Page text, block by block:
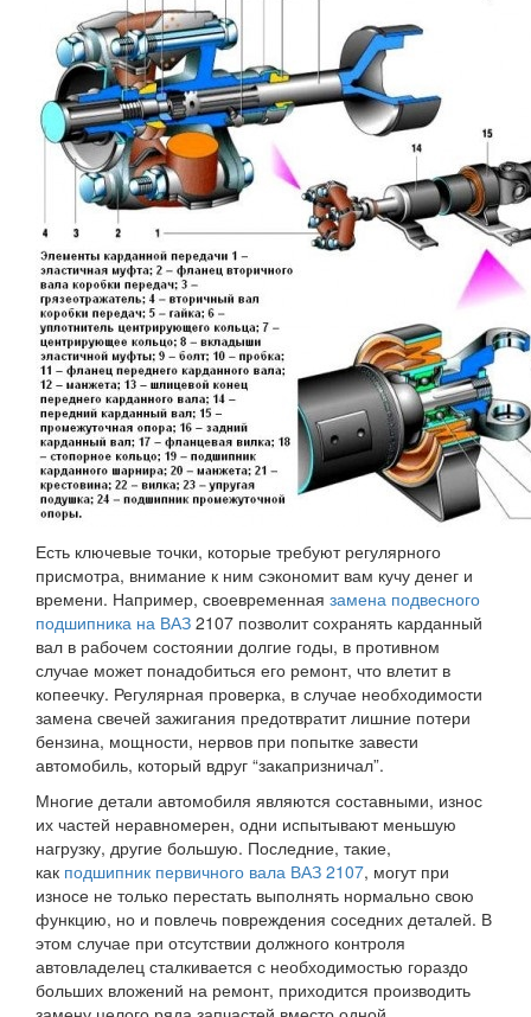
Есть ключевые точки, которые требуют регулярного
присмотра, внимание к ним сэкономит вам кучу денег и
времени. Например, своевременная замена подвесного
подшипника на ВАЗ 2107 позволит сохранять карданный
вал в рабочем состоянии долгие годы, в противном
случае может понадобиться его ремонт, что влетит в
копеечку. Регулярная проверка, в случае необходимости
замена свечей зажигания предотвратит лишние потери
бензина, мощности, нервов при попытке завести
автомобиль, который вдруг “закапризничал”.
Многие детали автомобиля являются составными, износ
их частей неравномерен, одни испытывают меньшую
нагрузку, другие большую. Последние, такие,
как подшипник первичного вала ВАЗ 2107, могут при
износе не только перестать выполнять нормально свою
функцию, но и повлечь повреждения соседних деталей. В
этом случае при отсутствии должного контроля
автовладелец сталкивается с необходимостью гораздо
больших вложений на ремонт, приходится производить